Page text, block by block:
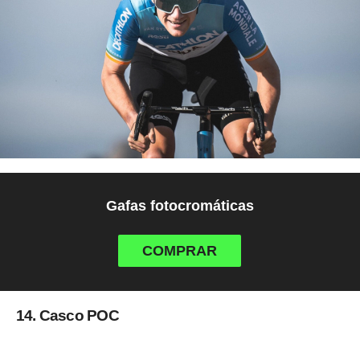
Gafas fotocromáticas
COMPRAR
14. Casco POC